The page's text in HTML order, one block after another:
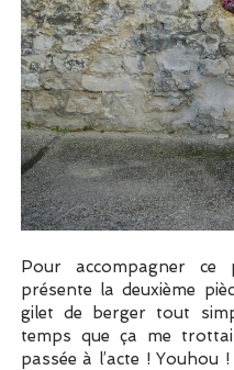
Pour accompagner
présente la deuxième
gilet de berger tout
temps que ça me
passée à l’acte ! Youhou